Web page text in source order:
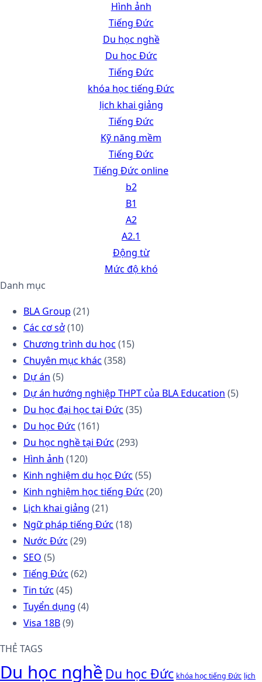
Hình ảnh
Tiếng Đức
Du học nghề
Du học Đức
Tiếng Đức
khóa học tiếng Đức
lịch khai giảng
Tiếng Đức
Kỹ năng mềm
Tiếng Đức
Tiếng Đức online
b2
B1
A2
A2.1
Động từ
Mức độ khó
Danh mục
BLA Group (21)
Các cơ sở(10)
Chương trình du học (15)
Chuyên mục khác (358)
Dự án (5)
Dự án hướng nghiệp THPT của BLA Education (5)
Du học đại học tại Đức (35)
Du học Đức (161)
Du học nghề tại Đức (293)
Hình ảnh (120)
Kinh nghiệm du học Đức (55)
Kinh nghiệm học tiếng Đức (20)
Lịch khai giảng (21)
Ngữ pháp tiếng Đức (18)
Nước Đức (29)
SEO (5)
Tiếng Đức (62)
Tin tức (45)
Tuyển dụng (4)
Visa 18B(9)
THẺ TAGS
Du học nghề Du học Đức khóa học tiếng Đức lịch